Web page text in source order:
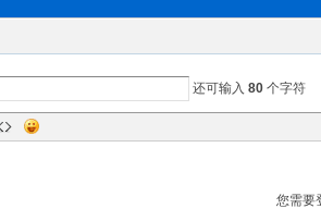
还可输入 80 个字符
您需要